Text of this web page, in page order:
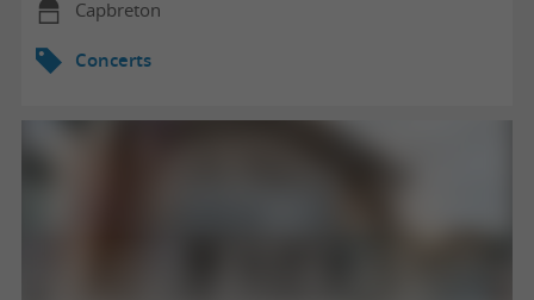
Capbreton
Concerts